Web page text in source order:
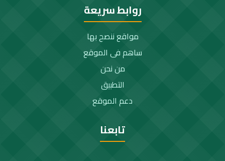
روابط سريعة
مواقع ننصح بها
ساهم فى الموقع
من نحن
التطبيق
دعم الموقع
تابعنا